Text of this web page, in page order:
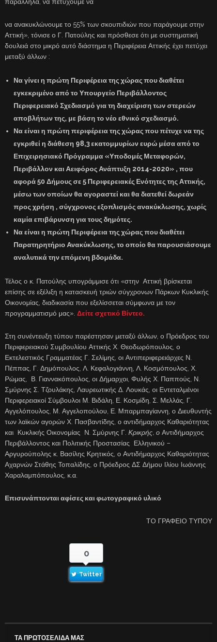
να ανακυκλώνουμε το 55% των σκουπιδιών που παράγουμε στην
Αττική», τόνισε ο Γ. Πατούλης και πρόσθεσε ότι με συστηματική
δουλειά στο μικρό αυτό διάστημα η Περιφέρεια Αττικής έχει πετύχει
μεταξύ άλλων :
Να γίνει η πρώτη Περιφέρεια της χώρας που διαθέτει
εγκεκριμένο από το Υπουργείο Περιβάλλοντος
Περιφερειακό Σχεδιασμό για τη διαχείριση των στερεών
αποβλήτων της, με βάση το νέο εθνικό σχεδιασμό.
Να είναι η πρώτη περιφέρεια της χώρας που πέτυχε να της
εγκριθεί η διάθεση 98,3 εκατομμυρίων ευρώ μέσα από το
Επιχειρησιακό Πρόγραμμα «Υποδομές Μεταφορών,
Περιβάλλον και Αειφόρος Ανάπτυξη 2014-2020» , που
αφορά 50 Δήμους σε 5 Περιφερειακές Ενότητες της Αττικής,
μέσω των οποίων θα αγοραστεί και θα διατεθεί δωρεάν
προς χρήση , σύγχρονος εξοπλισμός ανακύκλωσης, χωρίς
καμία επιβάρυνση για τους δημότες.
Να είναι η πρώτη Περιφέρεια της χώρας που διαθέτει
Παρατηρητήριο Ανακύκλωσης, το οποίο θα παρουσιάσουμε
αναλυτικά την επόμενη βδομάδα.
Τέλος ο κ. Πατούλης υπογράμμισε ότι «στην Αττική βρίσκεται
επίσης σε εξέλιξη η κατασκευή τριών σύγχρονων Πάρκων Κυκλικής
Οικονομίας, διαδικασία που εξελίσσεται σύμφωνα με τον
προγραμματισμό μας». Δείτε σχετικό Βίντεο.
Στη συνέντευξη τύπου παρέστησαν μεταξύ άλλων, ο Πρόεδρος του
Περιφερειακού Συμβουλίου Αττικής Χ. Θεοδωρόπουλος, ο
Εκτελεστικός Γραμματέας Γ. Σελίμης, οι Αντιπεριφερειάρχες Ν.
Πέππας, Γ. Δημόπουλος, Λ. Κεφαλογιάννη, Λ. Κοσμόπουλος, Χ.
Ρώμας, Β. Γιαννακόπουλος, οι Δήμαρχοι, Φυλής Χ. Παππούς, Ν.
Σμύρνης Σ. Τζουλάκης, Λαυρεωτικής Δ. Λουκάς, οι Εντεταλμένοι
Περιφερειακοί Σύμβουλοι Μ. Βιδάλη, Ε. Κοσμίδη, Σ. Μελλάς, Γ.
Αγγελόπουλος, Μ. Αγγελοπούλου, Ε. Μπαρμπαγίαννη, ο Διευθυντής
των λαϊκών αγορών Χ. Πασβαντίδης, ο αντιδήμαρχος Καθαριότητας
και Κυκλικής Οικονομίας Ν. Σμύρνης Γ. Κρικρής, ο Αντιδήμαρχος
Περιβάλλοντος και Πολιτικής Προστασίας Ελληνικού –
Αργυρούπολης κ. Βασίλης Κρητικός, ο Αντιδήμαρχος Καθαριότητας
Αχαρνών Στάθης Τοπαλίδης, ο Πρόεδρος ΔΣ Δήμου Ιλίου Ιωάννης
Χαραλαμπόπουλος, κ.α.
Επισυνάπτονται αφίσες και φωτογραφικό υλικό
ΤΟ ΓΡΑΦΕΙΟ ΤΥΠΟΥ
0
Twitter
ΤΑ ΠΡΩΤΟΣΕΛΙΔΑ ΜΑΣ